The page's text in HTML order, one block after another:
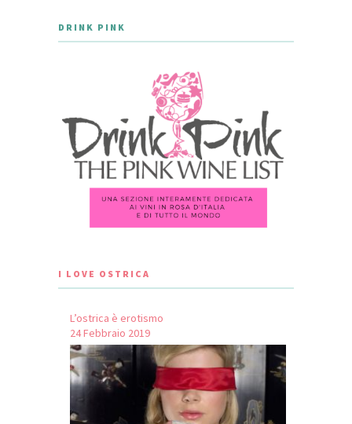
DRINK PINK
I LOVE OSTRICA
L’ostrica è erotismo
24 Febbraio 2019